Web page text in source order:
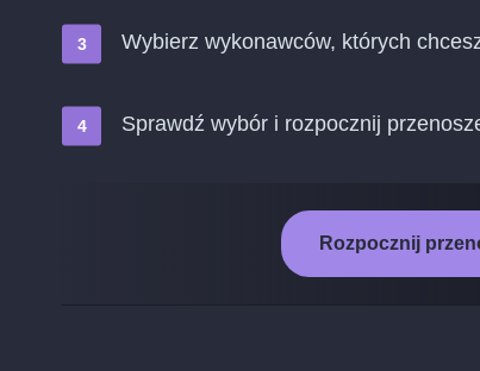
Wybierz wykonawców, których
Sprawdź wybór i rozpocznij
Rozpocznij